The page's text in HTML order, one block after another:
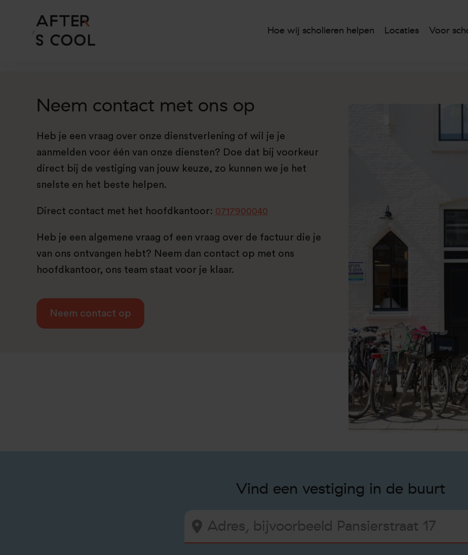
Hoe wij scholieren helpen Locaties Voor
Neem contact met ons op
Heb je een vraag over onze dienstverlening of wil je je
aanmelden voor één van onze diensten? Doe dat bij voorkeur
direct bij de vestiging van jouw keuze, zo kunnen we je het
snelste en het beste helpen.
Direct contact met het hoofdkantoor: 0717900040
Heb je een algemene vraag of een vraag over de factuur die je
van ons ontvangen hebt? Neem dan contact op met ons
hoofdkantoor, ons team staat voor je klaar.
Neem contact op
Vind een vestiging in de buurt